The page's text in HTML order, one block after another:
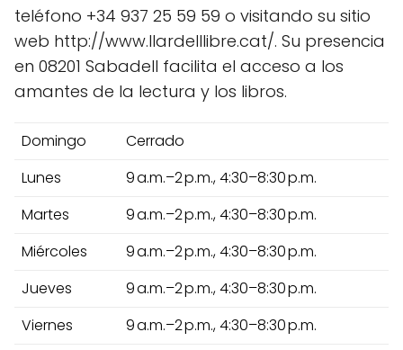
teléfono +34 937 25 59 59 o visitando su sitio
web http://www.llardelllibre.cat/. Su presencia
en 08201 Sabadell facilita el acceso a los
amantes de la lectura y los libros.
Domingo
Cerrado
Lunes
9 a.m.–2 p.m., 4:30–8:30 p.m.
Martes
9 a.m.–2 p.m., 4:30–8:30 p.m.
Miércoles
9 a.m.–2 p.m., 4:30–8:30 p.m.
Jueves
9 a.m.–2 p.m., 4:30–8:30 p.m.
Viernes
9 a.m.–2 p.m., 4:30–8:30 p.m.